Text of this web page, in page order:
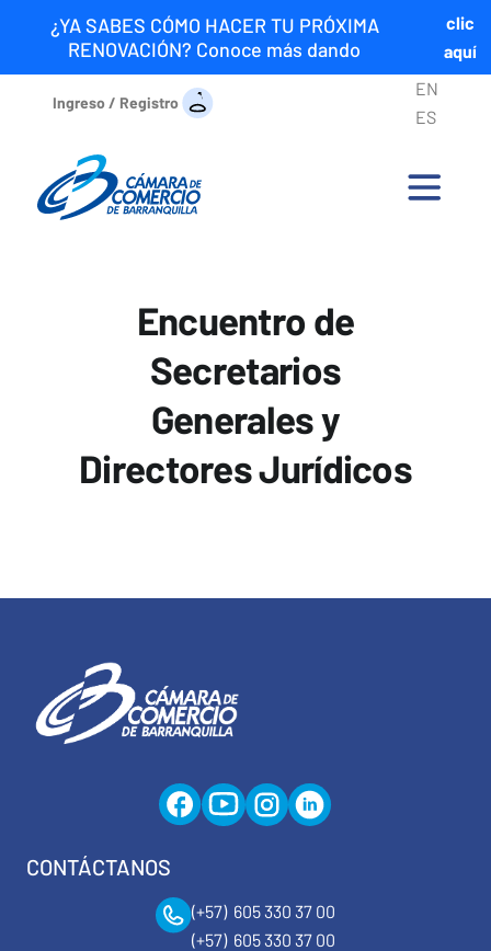
¿YA SABES CÓMO HACER TU PRÓXIMA
RENOVACIÓN? Conoce más dando
clic
aquí
Ingreso / Registro
EN
ES
Encuentro de
Secretarios
Generales y
Directores Jurídicos
CONTÁCTANOS
(+57) 605 330 37 00
(+57) 605 330 37 00